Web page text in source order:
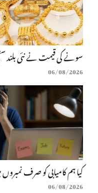
سونے کی قیمت نے نئی بلند
06/08/2026
کیا ہم کامیابی کو صرف
06/08/2026